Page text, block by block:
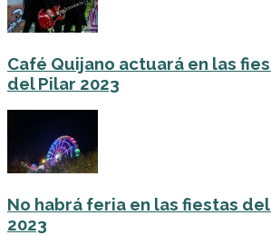
Café Quijano actuará en las
del Pilar 2023
No habrá feria en las fiestas
2023